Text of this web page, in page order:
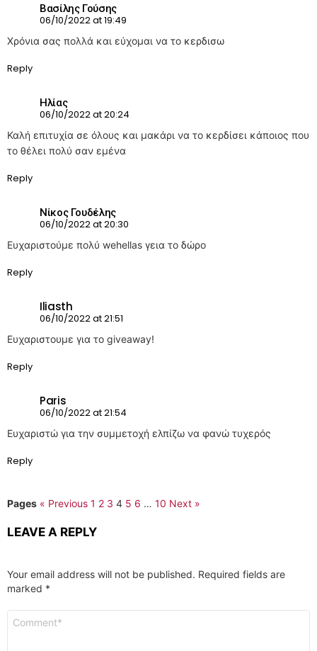
Βασίλης Γούσης
06/10/2022 at 19:49
Χρόνια σας πολλά και εύχομαι να το κερδισω
Reply
Ηλίας
06/10/2022 at 20:24
Καλή επιτυχία σε όλους και μακάρι να το κερδίσει κάποιος που
το θέλει πολύ σαν εμένα
Reply
Νίκος Γουδέλης
06/10/2022 at 20:30
Ευχαριστούμε πολύ wehellas γεια το δώρο
Reply
Iliasth
06/10/2022 at 21:51
Ευχαριστουμε για το giveaway!
Reply
Paris
06/10/2022 at 21:54
Ευχαριστώ για την συμμετοχή ελπίζω να φανώ τυχερός
Reply
Pages « Previous 1 2 3 4 5 6 … 10 Next »
LEAVE A REPLY
Your email address will not be published. Required fields are
marked *
Comment